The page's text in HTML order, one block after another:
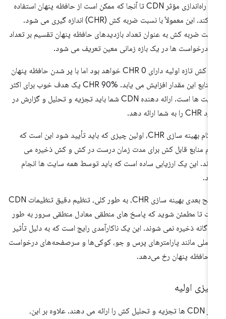
یک راه‌اندازی مؤثر CDN تا آنجا که ممکن است از حافظه پنهان استفاده
می‌کند. این معمولاً با نسبت ضربه کش (CHR) اندازه گیری می شود.
ضربه کش به عنوان تعداد بازدیدهای حافظه پنهان تقسیم بر تعداد
درخواست ها در یک بازه زمانی معین تعریف می شود.
یک کش تازه اولیه دارای CHR 0 خواهد بود اما با پر شدن حافظه پنهان
با منابع این مقدار افزایش می یابد. CHR 90% یک هدف خوب برای اکثر
سایت ها است. ارائه دهنده CDN شما باید تجزیه و تحلیل و گزارش در
هنگام بهینه سازی CHR، اولین چیزی که باید تأیید شود این است که
منابع قابل کش برای مدت زمان درست در کش و کش ذخیره می
این یک ارزیابی ساده است که باید توسط همه سایت ها انجام
سطح بعدی بهینه سازی CHR، به طور کلی، تنظیم دقیق تنظیمات CDN
تا مطمئن شوید که پاسخ های منطقی معادل منطقی سرور به طور
ذخیره نمی شوند. این یک ناکارآمدی رایج است که به دلیل تأثیر
مانند پارامترهای پرس و جو، کوکی‌ها و سرصفحه‌های درخواست
حافظه پنهان رخ می‌دهد.
اولیه
اکثر CDN ها تجزیه و تحلیل کش را ارائه می دهند. علاوه بر این،